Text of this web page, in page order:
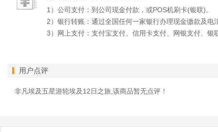
1）公司支付：到公司现金付款，或POS机刷卡(银联)。
2）银行转账：通过全国任何一家银行办理现金缴款及
3）网上支付：支付宝支付、信用卡支付、网银支付、银
用户点评
非凡埃及五星游轮埃及12日之旅,该商品暂无点评！